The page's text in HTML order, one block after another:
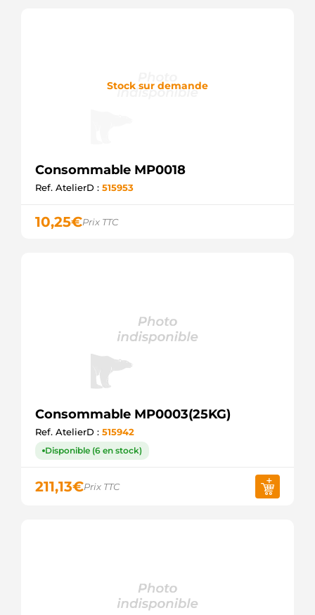
Stock sur demande
Consommable MP0018
Ref. AtelierD : 515953
10,25€Prix TTC
Consommable MP0003(25KG)
Ref. AtelierD : 515942
Disponible (6 en stock)
211,13€Prix TTC